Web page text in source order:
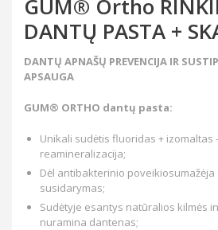
GUM® Ortho
DANTŲ PASTA +
DANTŲ APNAŠŲ PREVENCIJA IR
APSAUGA
GUM® ORTHO dantų pasta:
Unikali sudėtis fluoridas + izomaltas
reamineralizacija;
Dėl antibakterinio
susidarymas;
Sudėtyje esantys natūralios kilmės
nuramina dantenas;